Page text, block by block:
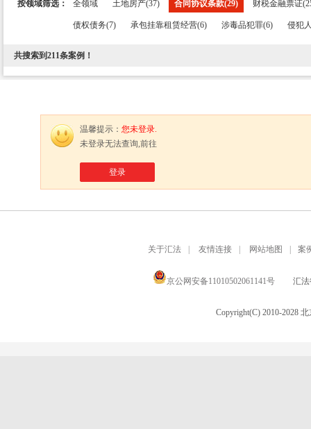
按领域筛选： 全领域 土地房产(37) 合同协议条款(29) 财税金融票证
债权债务(7) 承包挂靠租赁经营(6) 涉毒品犯罪(6) 侵犯
共搜索到211条案例！
温馨提示： 您未登录.
未登录无法查询,前往
登录
关于汇法 友情连接 网站地图 案
京公网安备11010502061141号 汇法
Copyright(C) 2010-2028